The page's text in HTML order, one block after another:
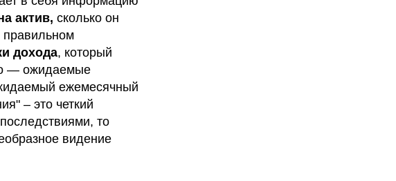
актив, сколько он
правильном
дохода, который
— ожидаемые
ежемесячный
– это четкий
то
видение